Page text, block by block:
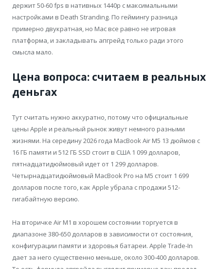
держит 50-60 fps в нативных 1440p с максимальными
настройками в Death Stranding. По геймингу разница
примерно двукратная, но Mac все равно не игровая
платформа, и закладывать апгрейд только ради этого
смысла мало.
Цена вопроса: считаем в реальных
деньгах
Тут считать нужно аккуратно, потому что официальные
цены Apple и реальный рынок живут немного разными
жизнями. На середину 2026 года MacBook Air M5 13 дюймов с
16 ГБ памяти и 512 ГБ SSD стоит в США 1 099 долларов,
пятнадцатидюймовый идет от 1 299 долларов.
Четырнадцатидюймовый MacBook Pro на M5 стоит 1 699
долларов после того, как Apple убрала с продажи 512-
гигабайтную версию.
На вторичке Air M1 в хорошем состоянии торгуется в
диапазоне 380-650 долларов в зависимости от состояния,
конфигурации памяти и здоровья батареи. Apple Trade-In
дает за него существенно меньше, около 300-400 долларов.